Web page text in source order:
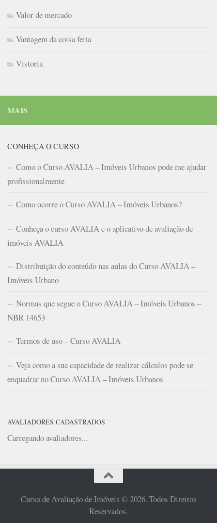
Valor de mercado
Vantagem da coisa feita
Vistoria
MAIS
CONHEÇA O CURSO
Como o Curso AVALIA – Imóveis Urbanos pode me ajudar
profissionalmente
Como ocorre o Curso AVALIA – Imóveis Urbanos?
Conheça o curso AVALIA e o aplicativo de avaliação de
imóveis AVALIA
Distribuição do conteúdo nas aulas do Curso AVALIA –
Imóveis Urbano
Normas que segue o Curso AVALIA – Imóveis Urbanos –
NBR 14653
Termos de uso – Curso AVALIA
Veja como a sua capacidade de realizar cálculos pode se
enquadrar no Curso AVALIA – Imóveis Urbanos
AVALIADORES CADASTRADOS
Carregando avaliadores...
Curso de Avaliação de Imóveis © 2026. Todos Direitos
Reservados.